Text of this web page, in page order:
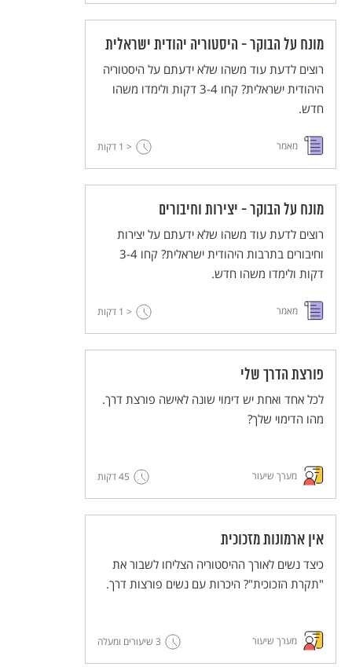
מונח על הבוקר - היסטוריה יהודית ישראלית
רוצים לדעת עוד משהו שלא ידעתם על היסטוריה
היהודית ישראלית? קחו 3-4 דקות ולימדו משהו
חדש.
מאמר < 1 דקות
מונח על הבוקר - יצירות וחיבורים
רוצים לדעת עוד משהו שלא ידעתם על יצירות
וחיבורים בתרבות היהודית ישראלית? קחו 3-4
דקות ולימדו משהו חדש.
מאמר < 1 דקות
פורצת הדרך שלי
לכל אחד ואחת יש דימוי שונה לאישה פורצת דרך.
מהו הדימוי שלך?
מערך שיעור 45 דקות
אין ארמונות מזכוכית
כיצד נשים לאורך ההיסטוריה הצליחו לשבור את
"תקרת הזכוכית"? היכרות עם נשים פורצות דרך.
מערך שיעור 3 שיעורים ומעלה